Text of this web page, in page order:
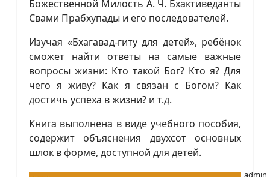
Божественной Милость А. Ч. Бхактиведанты
Свами Прабхупады и его последователей.
Изучая «Бхагавад-гиту для детей», ребёнок
сможет найти ответы на самые важные
вопросы жизни: Кто такой Бог? Кто я? Для
чего я живу? Как я связан с Богом? Как
достичь успеха в жизни? и т.д.
Книга выполнена в виде учебного пособия,
содержит объяснения двухсот основных
шлок в форме, доступной для детей.
admin